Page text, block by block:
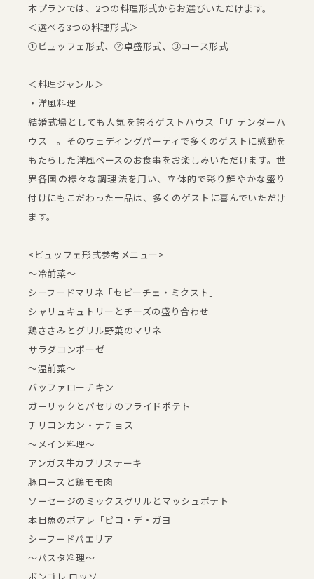
本プランでは、2つの料理形式からお選びいただけます。
＜選べる3つの料理形式＞
①ビュッフェ形式、②卓盛形式、③コース形式
＜料理ジャンル＞
・洋風料理
結婚式場としても人気を誇るゲストハウス「ザ テンダーハ
ウス」。そのウェディングパーティで多くのゲストに感動を
もたらした洋風ベースのお食事をお楽しみいただけます。世
界各国の様々な調理法を用い、立体的で彩り鮮やかな盛り
付けにもこだわった一品は、多くのゲストに喜んでいただけ
ます。
<ビュッフェ形式参考メニュー>
～冷前菜～
シーフードマリネ「セビーチェ・ミクスト」
シャリュキュトリーとチーズの盛り合わせ
鶏ささみとグリル野菜のマリネ
サラダコンポーゼ
～温前菜～
バッファローチキン
ガーリックとパセリのフライドポテト
チリコンカン・ナチョス
～メイン料理～
アンガス牛カブリステーキ
豚ロースと鶏モモ肉
ソーセージのミックスグリルとマッシュポテト
本日魚のポアレ「ピコ・デ・ガヨ」
シーフードパエリア
～パスタ料理～